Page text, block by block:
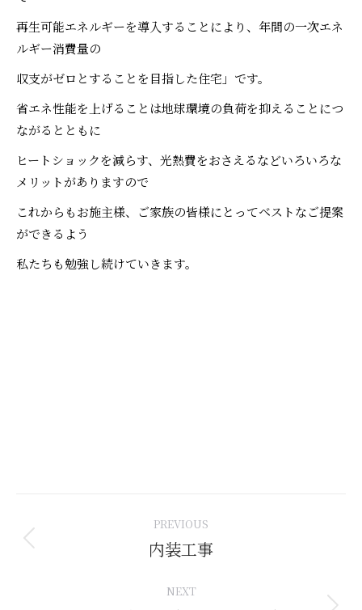
再生可能エネルギーを導入することにより、年間の一次エネ
ルギー消費量の
収支がゼロとすることを目指した住宅」です。
省エネ性能を上げることは地球環境の負荷を抑えることにつ
ながるとともに
ヒートショックを減らす、光熱費をおさえるなどいろいろな
メリットがありますので
これからもお施主様、ご家族の皆様にとってベストなご提案
ができるよう
私たちも勉強し続けていきます。
navigation
PREVIOUS
Previous
内装工事
NEXT